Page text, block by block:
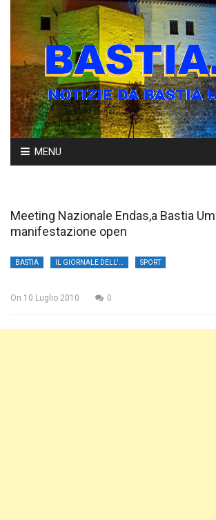
Skip
to
MENU
Meeting Nazionale Endas,a Bastia
manifestazione open
BASTIA SPORT
On 10 Luglio 2010 0